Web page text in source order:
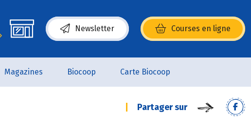
Newsletter Courses en ligne
(s’ouvre dans une nouvelle fenêtre)
Magazines Biocoop Carte Biocoop
Partager sur